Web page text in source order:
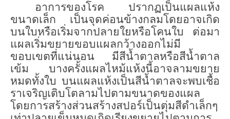
อาการของโรค ปรากฏเป็นแผลแห้ง
ขนาดเล็ก เป็นจุดค่อนข้างกลมโดยอาจเกิด
บนใบหรือเริ่มจากปลายใยหรือโคนใบ ต่อมา
แผลเริ่มขยายขอบแผลกว้างออกไม่มี
ขอบเขตที่แน่นอน มีสีน้ำตาลหรือสีน้ำตาล
เข้ม บางครั้งแผลไหม้แห้งนี้อาจลามขยาย
หมดทั้งใบ บนแผลแห้งเป็นสีน้ำตาลจะพบเชื้อ
ราเจริญเติบโตลามไปตามขนาดของแผล
โดยการสร้างส่วนสร้างสปอร์เป็นตุ่มสีดำเล็กๆ